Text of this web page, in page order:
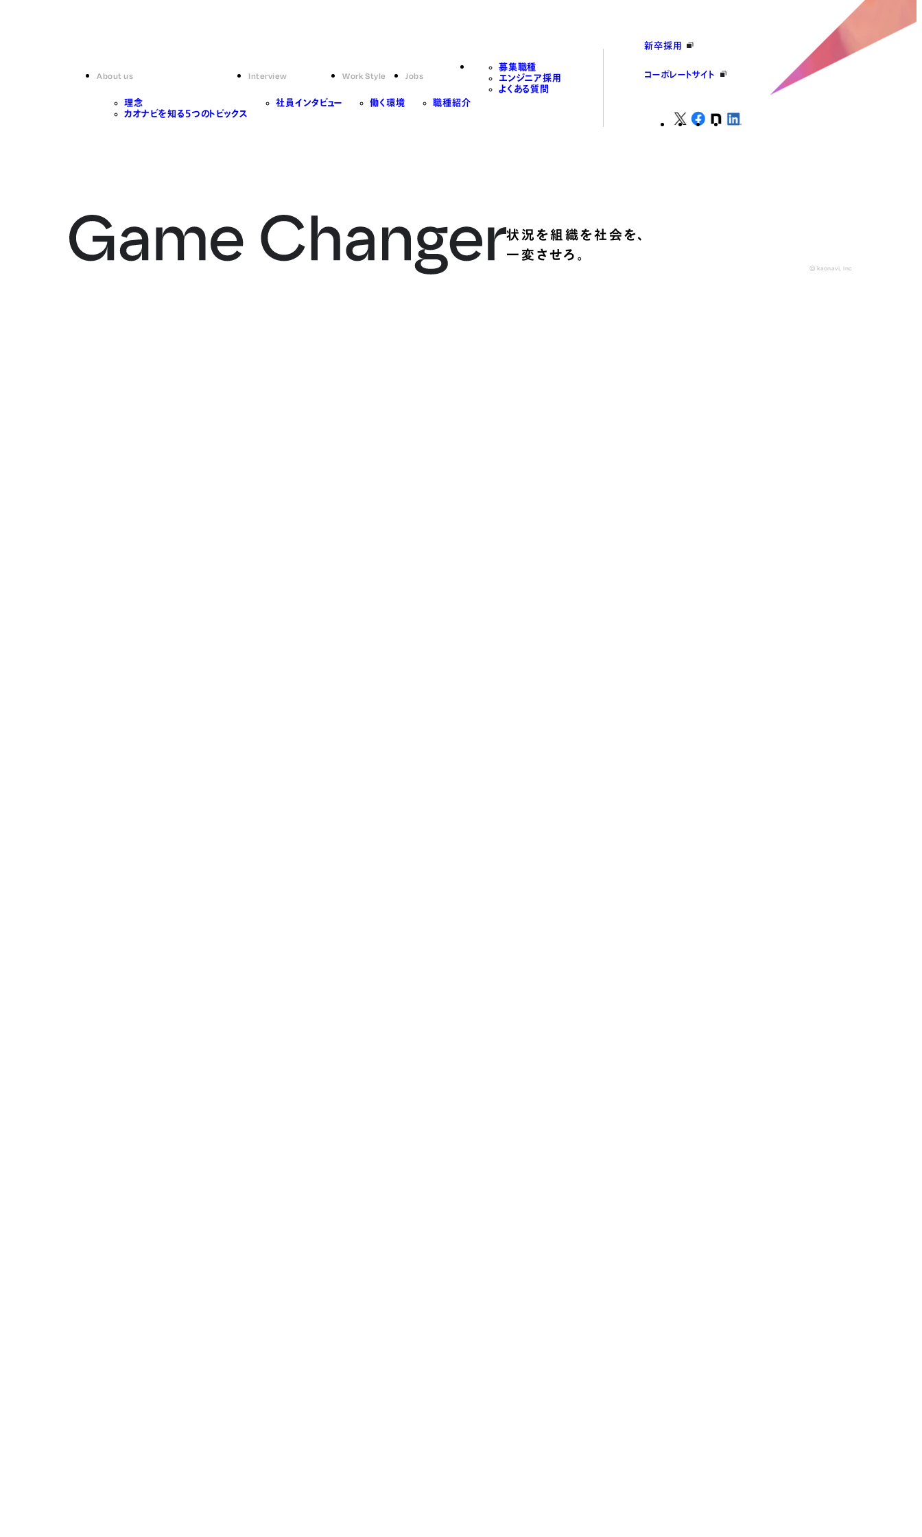
About us
理念
カオナビを知る5つのトピックス
Interview
社員インタビュー
Work Style
働く環境
Jobs
職種紹介
募集職種
エンジニア採用
よくある質問
新卒採用
コーポレートサイト
状況を組織を社会を、
一変させろ。
© kaonavi, Inc